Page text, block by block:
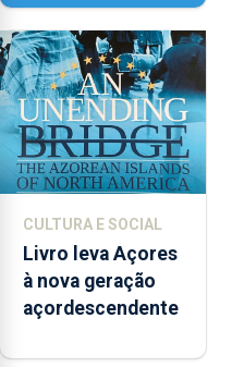
instrumentos
CULTURA E SOCIAL
Livro leva Açores
à nova geração
açordescendente